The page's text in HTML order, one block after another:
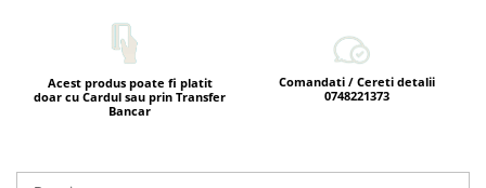
Acest produs poate fi platit
doar cu Cardul sau prin Transfer
Bancar
Comandati / Cereti detalii
0748221373